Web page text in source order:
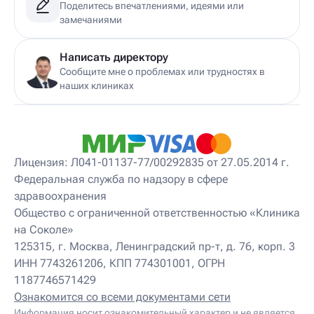
Детский дерматолог
Детский диетолог
Детский инструктор ЛФК
Детский кинезиолог
Детский консультирующий врач ЛФК
Детский мануальный терапевт
Детский массажист
Детский невропатолог
Детский нейропсихолог
Детский нутрициолог
Детский ортопед
Детский остеопат
Детский отоневролог
Детский подиатр
Детский психолог
Детский психотерапевт
Детский реабилитолог
Детский ревматолог
Детский рефлексотерапевт
Поделитесь впечатлениями, идеями или
замечаниями
Написать директору
Сообщите мне о проблемах или трудностях в
наших клиниках
Лицензия: Л041-01137-77/00292835 от 27.05.2014 г.
Федеральная служба по надзору в сфере
здравоохранения
Общество с ограниченной ответственностью «Клиника
на Соколе»
125315, г. Москва, Ленинградский пр-т, д. 76, корп. 3
ИНН 7743261206, КПП 774301001, ОГРН
1187746571429
Ознакомится со всеми документами сети